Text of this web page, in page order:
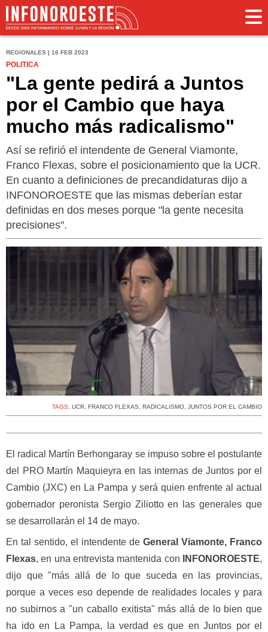
REGIONALES | 16 FEB 2023
POLITICA
"La gente pedirá a Juntos
por el Cambio que haya
mucho más radicalismo"
Así se refirió el intendente de General Viamonte,
Franco Flexas, sobre el posicionamiento que la UCR.
En cuanto a definiciones de precandidaturas dijo a
INFONOROESTE que las mismas deberían estar
definidas en dos meses porque "la gente necesita
precisiones".
TAGS: UCR, FRANCO FLEXAS, RADICALISMO, JUNTOS POR EL CAMBIO
El radical Martín Berhongaray se impuso sobre el postulante
del PRO Martín Maquieyra en las internas de Juntos por el
Cambio (JXC) en La Pampa y será quien enfrente al actual
gobernador peronista Sergio Ziliotto en las generales que
se desarrollarán el 14 de mayo.
En tal sentido, el intendente de General Viamonte, Franco
Flexas, en una entrevista mantenida con INFONOROESTE,
dijo que "más allá de lo que suceda en las provincias,
porque a veces eso depende de realidades locales y para
no subirnos a "un caballo exitista" más allá de lo bien que
ha ido en La Pampa, la verdad es que en Juntos por el